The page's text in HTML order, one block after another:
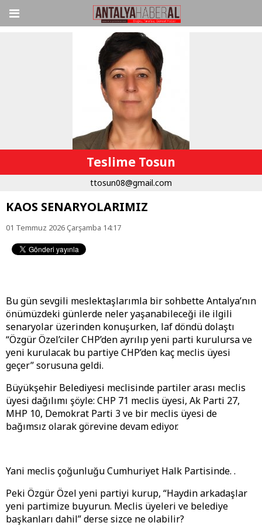
Teslime Tosun
ttosun08@gmail.com
KAOS SENARYOLARIMIZ
01 Temmuz 2026 Çarşamba 14:17
Bu gün sevgili meslektaşlarımla bir sohbette Antalya’nın
önümüzdeki günlerde neler yaşanabileceği ile ilgili
senaryolar üzerinden konuşurken, laf döndü dolaştı
“Özgür Özel’ciler CHP’den ayrılıp yeni parti kurulursa ve
yeni kurulacak bu partiye CHP’den kaç meclis üyesi
geçer” sorusuna geldi.
Büyükşehir Belediyesi meclisinde partiler arası meclis
üyesi dağılımı şöyle: CHP 71 meclis üyesi, Ak Parti 27,
MHP 10, Demokrat Parti 3 ve bir meclis üyesi de
bağımsız olarak görevine devam ediyor.
Yani meclis çoğunluğu Cumhuriyet Halk Partisinde. .
Peki Özgür Özel yeni partiyi kurup, “Haydin arkadaşlar
yeni partimize buyurun. Meclis üyeleri ve belediye
başkanları dahil” derse sizce ne olabilir?